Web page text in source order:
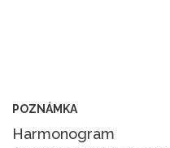
POZNÁMKA
Harmonogram